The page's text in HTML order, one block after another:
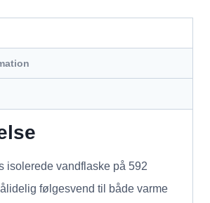
isolerede vandflaske på 592
følgesvend til både varme